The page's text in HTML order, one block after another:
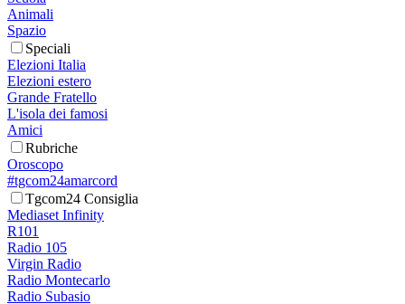
Animali
Spazio
Speciali
Elezioni Italia
Elezioni estero
Grande Fratello
L'isola dei famosi
Amici
Rubriche
Oroscopo
#tgcom24amarcord
Tgcom24 Consiglia
Mediaset Infinity
R101
Radio 105
Virgin Radio
Radio Montecarlo
Radio Subasio